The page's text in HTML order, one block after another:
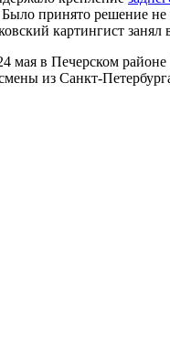
принято решение не
картингист занял
мая в Печерском
из Санкт-